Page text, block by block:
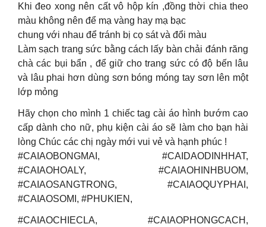
Khi đeo xong nên cất vô hộp kín ,đồng thời chia theo
màu không nên để mạ vàng hay mạ bạc
chung với nhau để tránh bị cọ sát và đổi màu
Làm sạch trang sức bằng cách lấy bàn chải đánh răng
chà các bụi bẩn , để giữ cho trang sức có độ bến lâu
và lâu phai hơn dùng sơn bóng móng tay sơn lên một
lớp mỏng
Hãy chọn cho mình 1 chiếc tag cài áo hình bướm cao
cấp dành cho nữ, phụ kiện cài áo sẽ làm cho bạn hài
lòng Chúc các chị ngày mới vui vẻ và hạnh phúc !
#CAIAOBONGMAI, #CAIDAODINHHAT,
#CAIAOHOALY, #CAIAOHINHBUOM,
#CAIAOSANGTRONG, #CAIAOQUYPHAI,
#CAIAOSOMI, #PHUKIEN,
#CAIAOCHIECLA, #CAIAOPHONGCACH,